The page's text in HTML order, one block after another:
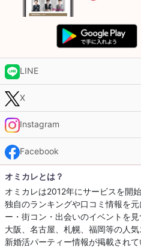
LINE
X
Instagram
Facebook
オミカレとは？
オミカレは2012年にサービスを開
独自のランキングや口コミ情報を
ー・街コン・出会いのイベントを
大阪、名古屋、札幌、福岡等の人
新婚活パーティー情報が掲載され